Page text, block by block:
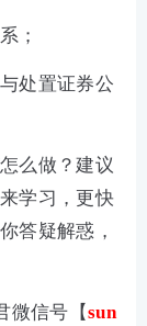
；
处置证券公
么做？建议
学习，更快
答疑解惑，
微信号【sun